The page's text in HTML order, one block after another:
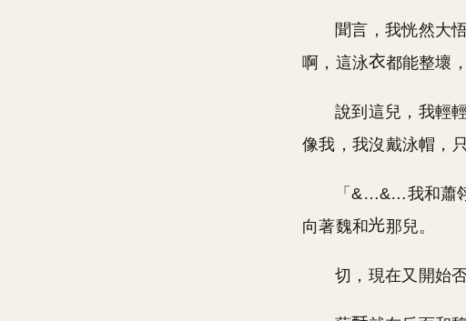
聞言，我恍然大
啊，這泳
都能整壞
說到這兒，我輕
像我，我沒戴泳帽，
「&…&…我和蕭
向著魏和
那兒。
切，現在又開始